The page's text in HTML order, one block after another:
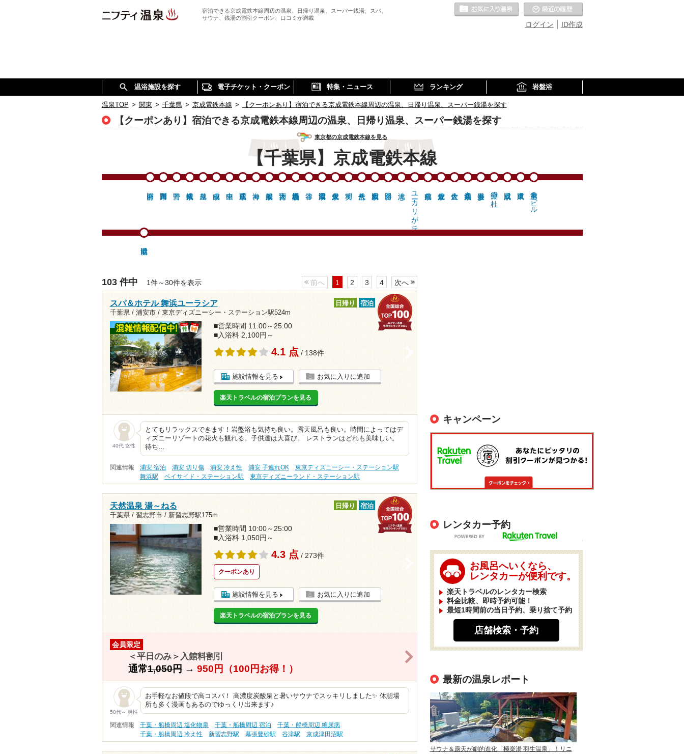
宿泊できる京成電鉄本線周辺の温泉、日帰り温泉、スーパー銭湯、スパ、
サウナ、銭湯の割引クーポン、口コミが満載
ID作成
ログイン
お気に入りの温泉
温浴施設を探す 電子チケット・クーポン 特集・ニュース ランキング 岩盤浴
温泉TOP > 関東 > 千葉県 > 京成電鉄本線 > 【クーポンあり】宿泊できる京成電鉄本線周辺の温泉、日帰り温泉、スーパー銭湯を探す
【クーポンあり】宿泊できる京成電鉄本線周辺の温泉、日帰り温泉、スーパー銭湯を探す
東京都の京成電鉄本線を見る
【千葉県】京成電鉄本線
ユーカリが丘 公津の杜 空港第２ビル
103 件中 1件～30件を表示 前へ 1 2 3 4 次へ
スパ＆ホテル 舞浜ユーラシア
千葉県 / 浦安市 / 東京ディズニーシー・ステーション駅524m
日帰り 宿泊
■営業時間 11:00～25:00
■入浴料 2,100円～
4.1 点 / 138件
施設情報を見る お気に入りに追加
楽天トラベルの宿泊プランを見る
40代 女性
とてもリラックスできます！岩盤浴も気持ち良い。露天風呂も良い。時間によってはデ
ィズニーリゾートの花火も観れる。子供達は大喜び。 レストランはどれも美味しい。
待ち…
関連情報 浦安 宿泊 浦安 切り傷 浦安 冷え性 浦安 子連れOK
東京ディズニーシー・ステーション駅
舞浜駅
ベイサイド・ステーション駅 東京ディズニーランド・ステーション駅
天然温泉 湯～ねる
千葉県 / 習志野市 / 新習志野駅175m
日帰り 宿泊
■営業時間 10:00～25:00
■入浴料 1,050円～
4.3 点 / 273件
クーポンあり
施設情報を見る お気に入りに追加
楽天トラベルの宿泊プランを見る
会員限定
＜平日のみ＞入館料割引
通常1,050円→ 950円（100円お得！）
50代～ 男性
お手軽なお値段で高コスパ！ 高濃度炭酸泉と暑いサウナでスッキリしました✨ 休憩場
所も多く漫画もあるのでゆっくり出来ます♪
関連情報 千葉・船橋周辺 塩化物泉 千葉・船橋周辺 宿泊
千葉・船橋周辺 糖尿病
千葉・船橋周辺 冷え性
新習志野駅 幕張豊砂駅 谷津駅 京成津田沼駅
キャンペーン
レンタカー予約
お風呂へいくなら、
レンタカーが便利です。
楽天トラベルのレンタカー検索
料金比較、即時予約可能！
最短1時間前の当日予約、乗り捨て予約
店舗検索・予約
最新の温泉レポート
サウナ＆露天が劇的進化「極楽湯 羽生温泉」！リニ